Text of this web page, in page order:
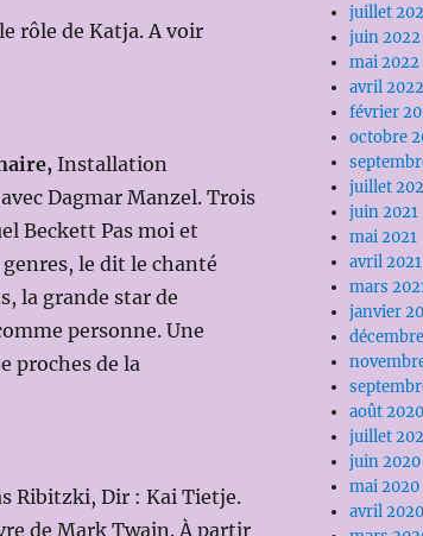
rôle de Katja. A voir
Installation
Dagmar Manzel. Trois
Beckett Pas moi et
le dit le chanté
la grande star de
personne. Une
proches de la
Ribitzki, Dir : Kai Tietje.
de Mark Twain. À partir
juillet
juin 2022
mai 2022
avril 2022
février
octobre
juillet
juin 2021
mai 2021
avril 2021
mars
janvier
août 2020
juillet
juin 2020
mai 2020
avril 2020